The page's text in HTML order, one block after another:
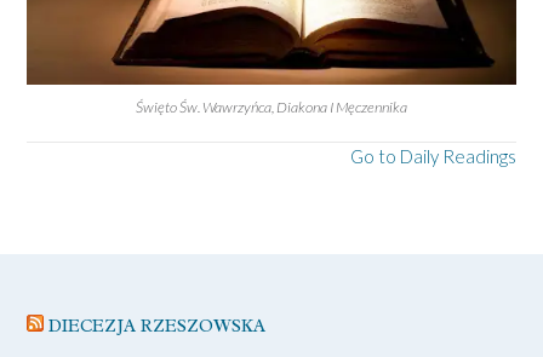
Święto Św. Wawrzyńca, Diakona I Męczennika
Go to Daily Readings
DIECEZJA RZESZOWSKA